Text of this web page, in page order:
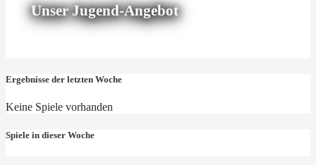
Unser Jugend-Angebot
Ergebnisse der letzten Woche
Keine Spiele vorhanden
Spiele in dieser Woche